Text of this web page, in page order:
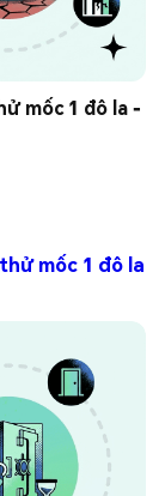
mốc 1 đô la -
mốc 1 đô la